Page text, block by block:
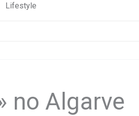
Lifestyle
no Algarve